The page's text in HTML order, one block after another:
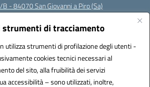
strumenti di tracciamento
utilizza strumenti di profilazione degli utenti -
cookies tecnici necessari al
del sito, alla fruibilità dei servizi
accessibilità – sono utilizzati, inoltre,
B - 84070 San Giovanni a Piro (Sa)
(PEC):saic815005@pec.istruzione.it
SAIC815005
Amministrazioni (IPA): istsc_SAIC815005
(CUF): UFDQ9V